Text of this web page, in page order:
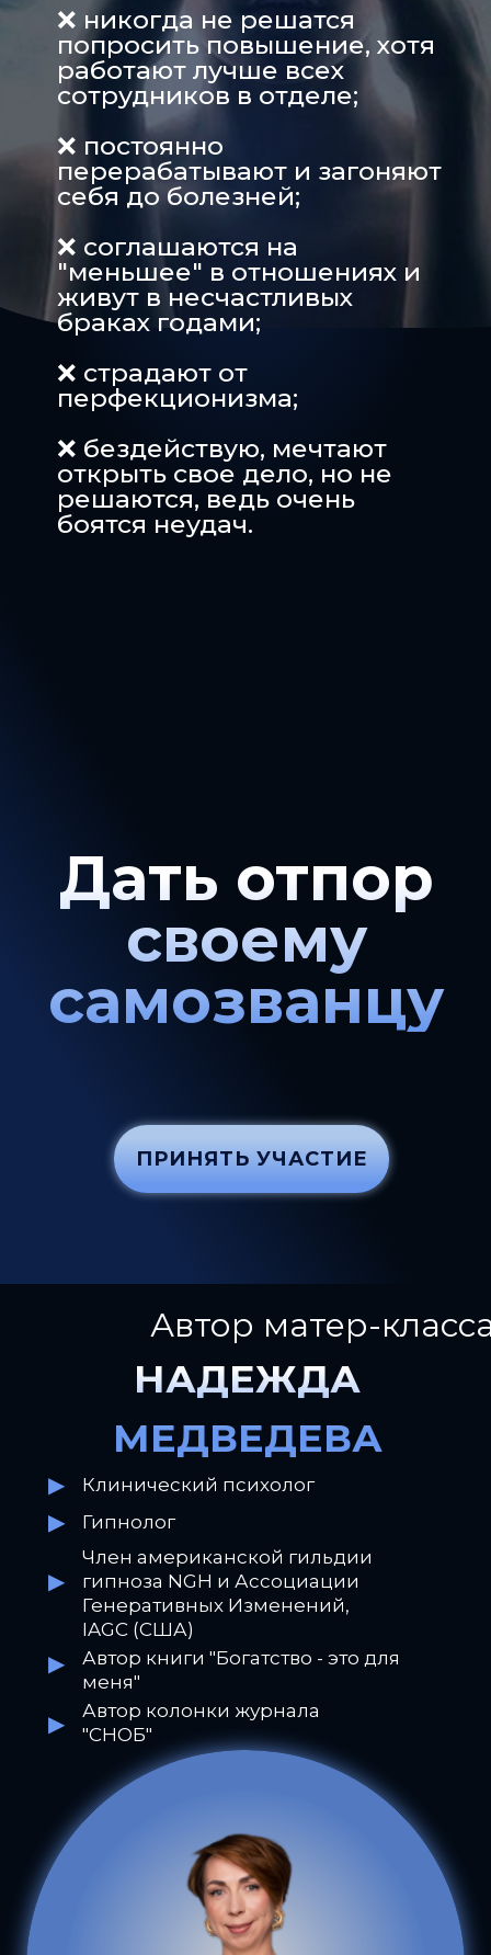
❌ никогда не решатся
попросить повышение, хотя
работают лучше всех
сотрудников в отделе;
❌ постоянно
перерабатывают и загоняют
себя до болезней;
❌ соглашаются на
"меньшее" в отношениях и
живут в несчастливых
браках годами;
❌ страдают от
перфекционизма;
❌ бездействую, мечтают
открыть свое дело, но не
решаются, ведь очень
боятся неудач.
Дать отпор
своему
самозванцу
ЭТО ПРО МЕНЯ!
ПРИНЯТЬ УЧАСТИЕ
Автор матер-
НАДЕЖДА
МЕДВЕДЕВА
▶
▶
▶
▶
▶
▶
Клинический психолог
Гипнолог
Член американской гильдии
гипноза NGH и Ассоциации
Генеративных Изменений,
IAGC (США)
Автор книги "Богатство - это для
меня"
Автор колонки журнала
"СНОБ"